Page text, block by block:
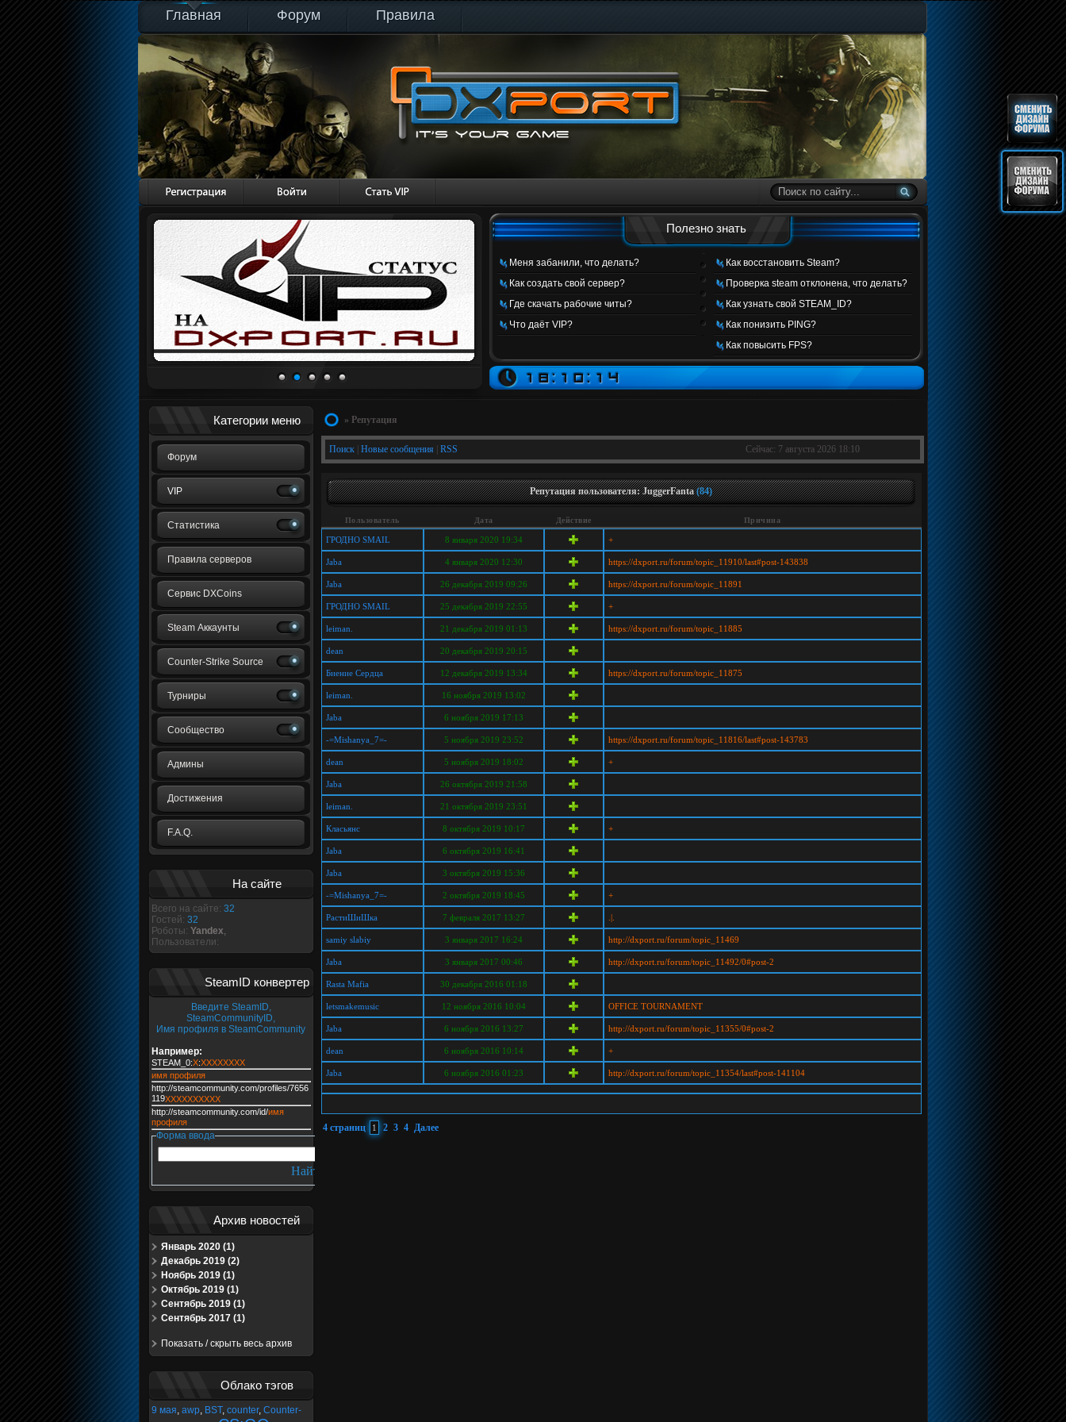
Главная Форум Правила
Полезно знать
Меня забанили, что делать?
Как создать свой сервер?
Где скачать рабочие читы?
Что даёт VIP?
Как восстановить Steam?
Проверка steam отклонена, что делать?
Как узнать свой STEAM_ID?
Как понизить PING?
Как повысить FPS?
Категории меню
Форум
VIP
Статистика
Правила серверов
Сервис DXCoins
Steam Аккаунты
Counter-Strike Source
Турниры
Сообщество
Админы
Достижения
F.A.Q.
На сайте
Всего на сайте: 32
Гостей: 32
Роботы: Yandex,
Пользователи:
SteamID конвертер
Введите SteamID,
SteamCommunityID,
Имя профиля в SteamCommunity
Например:
STEAM_0:X:XXXXXXXX
имя профиля
http://steamcommunity.com/profiles/7656
119XXXXXXXXXX
http://steamcommunity.com/id/имя
профиля
Форма ввода
Архив новостей
Январь 2020 (1)
Декабрь 2019 (2)
Ноябрь 2019 (1)
Октябрь 2019 (1)
Сентябрь 2019 (1)
Сентябрь 2017 (1)
Показать / скрыть весь архив
Облако тэгов
9 мая, awp, BST, counter, Counter-
» Репутация
Сейчас: 7 августа 2026 18:10
Поиск| Новые сообщения RSS
Репутация пользователя: JuggerFanta(84)
Пользователь Дата Действие Причина
ГРОДНО SMAIL 8 января 2020 19:34 +
Jaba 4 января 2020 12:30 https://dxport.ru/forum/topic_11910/last#post-143838
Jaba 26 декабря 2019 09:26 https://dxport.ru/forum/topic_11891
ГРОДНО SMAIL 25 декабря 2019 22:55 +
leiman. 21 декабря 2019 01:13 https://dxport.ru/forum/topic_11885
dean 20 декабря 2019 20:15
Биение Сердца 12 декабря 2019 13:34 https://dxport.ru/forum/topic_11875
leiman. 16 ноября 2019 13:02
Jaba 6 ноября 2019 17:13
-=Mishanya_7=- 5 ноября 2019 23:52 https://dxport.ru/forum/topic_11816/last#post-143783
dean 5 ноября 2019 18:02 +
Jaba 26 октября 2019 21:58
leiman. 21 октября 2019 23:51
Класьянс 8 октября 2019 10:17 +
Jaba 6 октября 2019 16:41
Jaba 3 октября 2019 15:36
-=Mishanya_7=- 2 октября 2019 18:45 +
РастиШиШка 7 февраля 2017 13:27 .|.
samiy slabiy 3 января 2017 16:24 http://dxport.ru/forum/topic_11469
Jaba 3 января 2017 00:46 http://dxport.ru/forum/topic_11492/0#post-2
Rasta Mafia 30 декабря 2016 01:18
letsmakemusic 12 ноября 2016 10:04 OFFICE TOURNAMENT
Jaba 6 ноября 2016 13:27 http://dxport.ru/forum/topic_11355/0#post-2
dean 6 ноября 2016 10:14 +
Jaba 6 ноября 2016 01:23 http://dxport.ru/forum/topic_11354/last#post-141104
4 страниц 1 2 3 4 Далее